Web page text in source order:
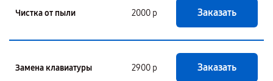
Чистка от пыли 2000 р Заказать
Замена клавиатуры 2900 р Заказать